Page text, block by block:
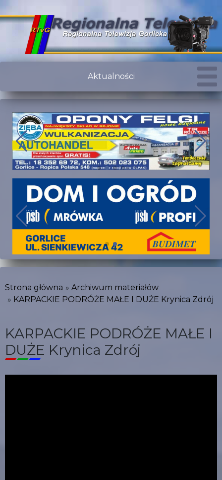
Aktualności
Strona główna
Archiwum materiałów
KARPACKIE PODRÓŻE MAŁE I DUŻE Krynica Zdrój
KARPACKIE PODRÓŻE MAŁE I
DUŻE Krynica Zdrój